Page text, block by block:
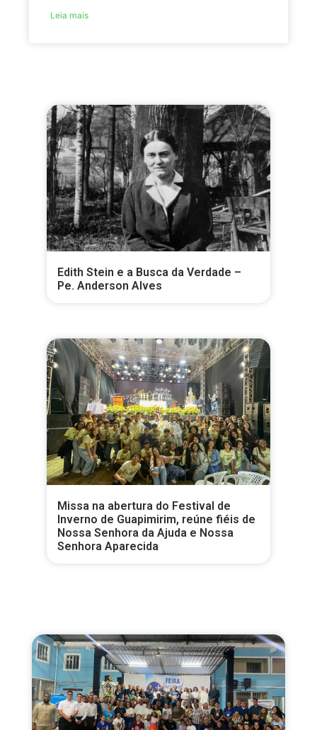
Leia mais
Edith Stein e a Busca da Verdade –
Pe. Anderson Alves
Missa na abertura do Festival de
Inverno de Guapimirim, reúne fiéis de
Nossa Senhora da Ajuda e Nossa
Senhora Aparecida